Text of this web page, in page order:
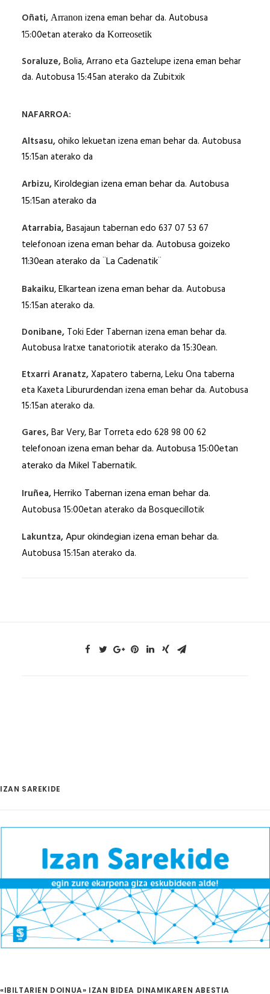
Oñati, Arranon izena eman behar da. Autobusa
15:00etan aterako da Korreosetik
Soraluze,Bolia, Arrano eta Gaztelupe izena eman behar
da. Autobusa 15:45an aterako da Zubitxik
NAFARROA:
Altsasu,ohiko lekuetan izena eman behar da. Autobusa
15:15an aterako da
Arbizu,Kiroldegian izena eman behar da. Autobusa
15:15an aterako da
Atarrabia,Basajaun tabernan edo 637 07 53 67
telefonoan izena eman behar da. Autobusa goizeko
11:30ean aterako da ¨La Cadenatik¨
Bakaiku,Elkartean izena eman behar da. Autobusa
15:15an aterako da.
Donibane, Toki Eder Tabernan izena eman behar da.
Autobusa Iratxe tanatoriotik aterako da 15:30ean.
Etxarri Aranatz,Xapatero taberna, Leku Ona taberna
eta Kaxeta Libururdendan izena eman behar da. Autobusa
15:15an aterako da.
Gares,Bar Very, Bar Torreta edo 628 98 00 62
telefonoan izena eman behar da. Autobusa 15:00etan
aterako da Mikel Tabernatik.
Iruñea,Herriko Tabernan izena eman behar da.
Autobusa 15:00etan aterako da Bosquecillotik
Lakuntza,Apur okindegian izena eman behar da.
Autobusa 15:15an aterako da.
IZAN SAREKIDE
«IBILTARIEN DOINUA» IZAN BIDEA DINAMIKAREN ABESTIA